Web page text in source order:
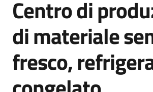
Novità
Servizi
Leggi
Centro di
di materiale
fresco,